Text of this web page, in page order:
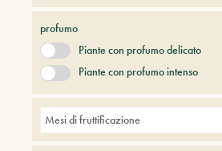
profumo
Piante con profumo delicato
Piante con profumo intenso
Mesi di fruttificazione